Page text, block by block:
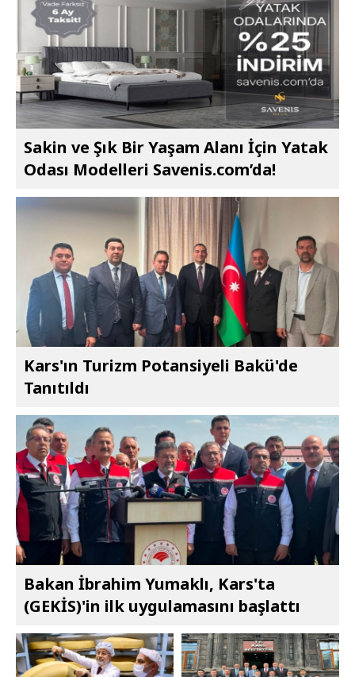
Sakin ve Şık Bir Yaşam Alanı İçin Yatak
Odası Modelleri Savenis.com’da!
Kars'ın Turizm Potansiyeli Bakü'de
Tanıtıldı
Bakan İbrahim Yumaklı, Kars'ta
(GEKİS)'in ilk uygulamasını başlattı